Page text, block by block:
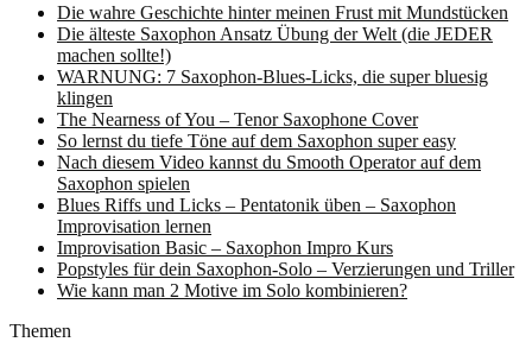
Die wahre Geschichte hinter meinen Frust mit Mundstücken
Die älteste Saxophon Ansatz Übung der Welt (die JEDER
machen sollte!)
WARNUNG: 7 Saxophon-Blues-Licks, die super bluesig
klingen
The Nearness of You – Tenor Saxophone Cover
So lernst du tiefe Töne auf dem Saxophon super easy
Nach diesem Video kannst du Smooth Operator auf dem
Saxophon spielen
Blues Riffs und Licks – Pentatonik üben – Saxophon
Improvisation lernen
Improvisation Basic – Saxophon Impro Kurs
Popstyles für dein Saxophon-Solo – Verzierungen und Triller
Wie kann man 2 Motive im Solo kombinieren?
Themen